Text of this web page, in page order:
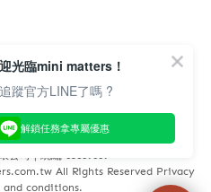
公司 | 統編 83689089
All Rights Reserved Privacy
and conditions.
光臨mini matters！
蹤官方LINE了嗎 ?
解鎖任務拿專屬優惠